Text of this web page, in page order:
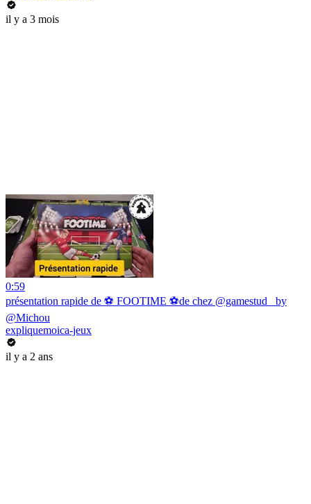
il y a 3 mois
0:59
présentation rapide de ⚽ FOOTIME ⚽de chez @gamestud_ by
@Michou
expliquemoica-jeux
il y a 2 ans